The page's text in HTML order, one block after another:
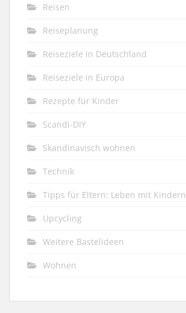
Reisen
Reiseplanung
Reiseziele in Deutschland
Reiseziele in Europa
Rezepte für Kinder
Scandi-DIY
Skandinavisch wohnen
Technik
Tipps für Eltern: Leben mit Kindern
Upcycling
Weitere Bastelideen
Wohnen